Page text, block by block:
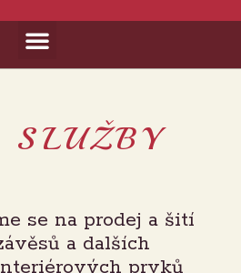
SLUŽBY
se na prodej a šití
a dalších
prvků